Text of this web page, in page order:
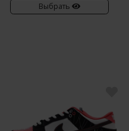
Выбрать